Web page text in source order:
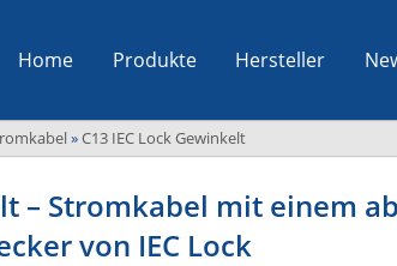
Home Produkte Hersteller
»C13 IEC Lock Gewinkelt
– Stromkabel mit einem
von IEC Lock